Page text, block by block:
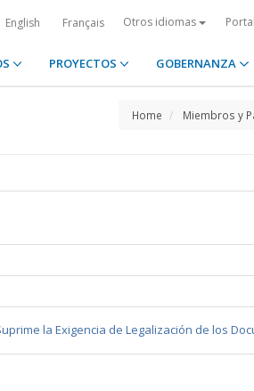
English Français Otros idiomas
PROYECTOS GOBERNANZA
Home Miembros y
la Exigencia de Legalización de los